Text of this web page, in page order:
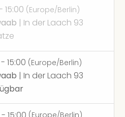
15:00 (Europe/Berlin)
| In der Laach 93
15:00 (Europe/Berlin)
| In der Laach 93